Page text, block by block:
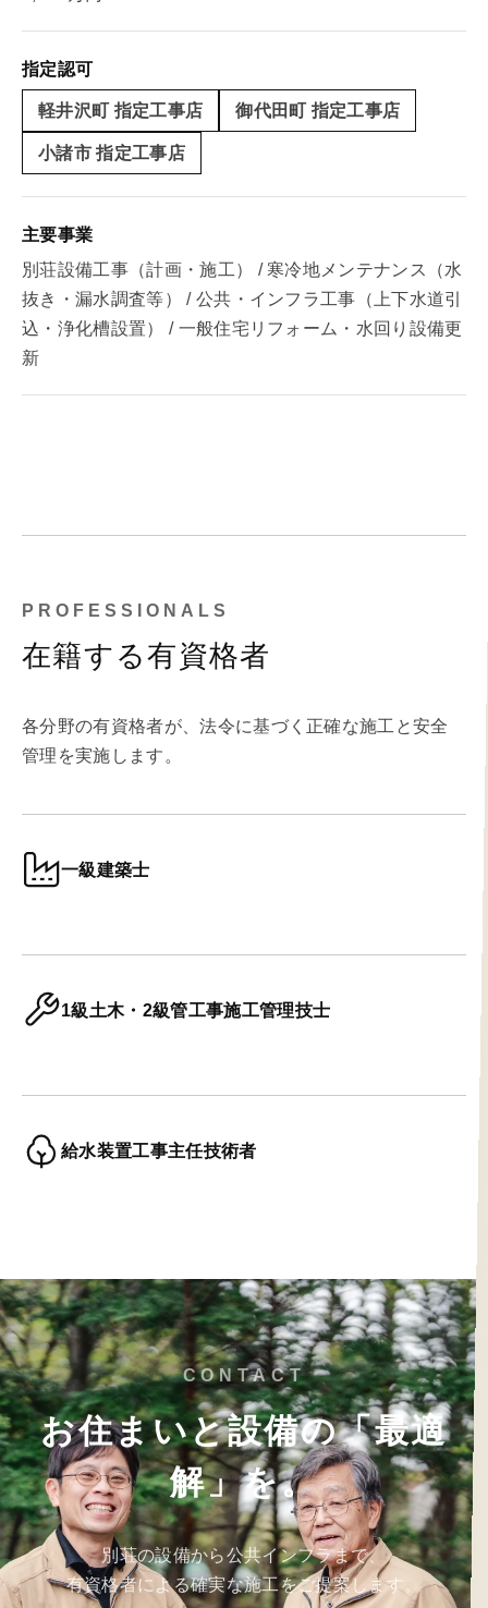
指定認可
軽井沢町 指定工事店 御代田町 指定工事店
小諸市 指定工事店
主要事業
別荘設備工事（計画・施工） / 寒冷地メンテナンス（水
抜き・漏水調査等） / 公共・インフラ工事（上下水道引
込・浄化槽設置） / 一般住宅リフォーム・水回り設備更
新
PROFESSIONALS
在籍する有資格者
各分野の有資格者が、法令に基づく正確な施工と安全
管理を実施します。
一級建築士
1級土木・2級管工事施工管理技士
給水装置工事主任技術者
CONTACT
お住まいと設備の「最適
解」を。
別荘の設備から公共インフラまで、
有資格者による確実な施工をご提案します。